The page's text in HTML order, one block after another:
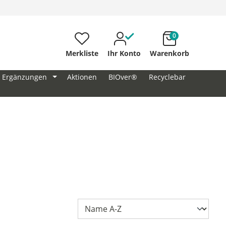
Merkliste Ihr Konto Warenkorb
0
Ergänzungen Aktionen BIOver®
Recyclebar